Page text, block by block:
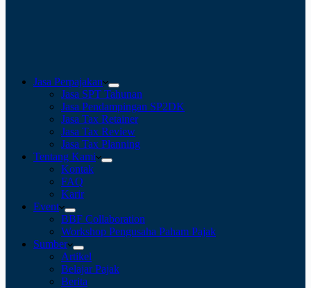
Jasa Perpajakan
Jasa SPT Tahunan
Jasa Pendampingan SP2DK
Jasa Tax Retainer
Jasa Tax Review
Jasa Tax Planning
Tentang Kami
Kontak
FAQ
Karir
Event
BBF Collaboration
Workshop Pengusaha Paham Pajak
Sumber
Artikel
Belajar Pajak
Berita